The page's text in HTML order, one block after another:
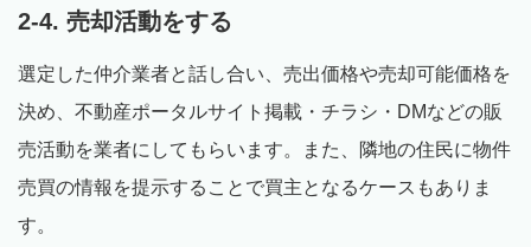
2-4. 売却活動をする
選定した仲介業者と話し合い、売出価格や売却可能価格を
決め、不動産ポータルサイト掲載・チラシ・DMなどの販
売活動を業者にしてもらいます。また、隣地の住民に物件
売買の情報を提示することで買主となるケースもありま
す。